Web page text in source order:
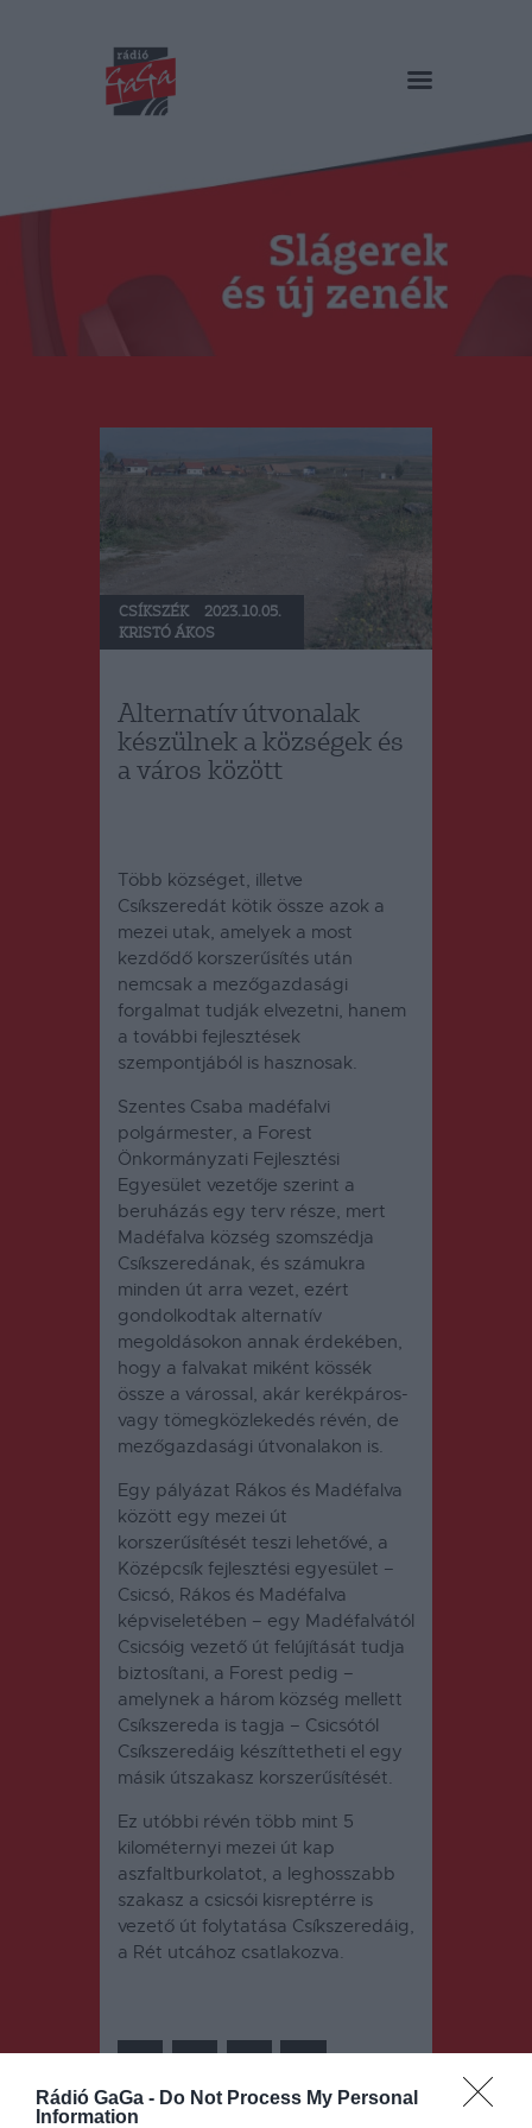
Rádió GaGa - Do Not Process My Personal
Information
RÁDIÓ GAGA
Műsorok
Duma Duba
Podcast és videók
Stáb
RO
CSÍKSZÉK
2023.10.05.
KRISTÓ ÁKOS
Alternatív útvonalak
készülnek a községek és
a város között
Több községet, illetve
Csíkszeredát kötik össze azok a
mezei utak, amelyek a most
kezdődő korszerűsítés után
nemcsak a mezőgazdasági
forgalmat tudják elvezetni, hanem
a további fejlesztések
szempontjából is hasznosak.
Szentes Csaba madéfalvi
polgármester, a Forest
Önkormányzati Fejlesztési
Egyesület vezetője szerint a
beruházás egy terv része, mert
Madéfalva község szomszédja
Csíkszeredának, és számukra
minden út arra vezet, ezért
gondolkodtak alternatív
megoldásokon annak érdekében,
hogy a falvakat miként kössék
össze a várossal, akár kerékpáros-
vagy tömegközlekedés révén, de
mezőgazdasági útvonalakon is.
Egy pályázat Rákos és Madéfalva
között egy mezei út
korszerűsítését teszi lehetővé, a
Középcsík fejlesztési egyesület –
Csicsó, Rákos és Madéfalva
képviseletében – egy Madéfalvától
Csicsóig vezető út felújítását tudja
biztosítani, a Forest pedig –
amelynek a három község mellett
Csíkszereda is tagja – Csicsótól
Csíkszeredáig készíttetheti el egy
másik útszakasz korszerűsítését.
Ez utóbbi révén több mint 5
kilométernyi mezei út kap
aszfaltburkolatot, a leghosszabb
szakasz a csicsói kisreptérre is
vezető út folytatása Csíkszeredáig,
a Rét utcához csatlakozva.